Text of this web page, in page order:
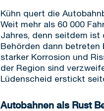
Kühn quert die
Weit mehr als 60 000
Jahres, denn seitdem ist
Behörden dann betreten
starker Korrosion und
der Region sind
Lüdenscheid erstickt
Autobahnen als Rust